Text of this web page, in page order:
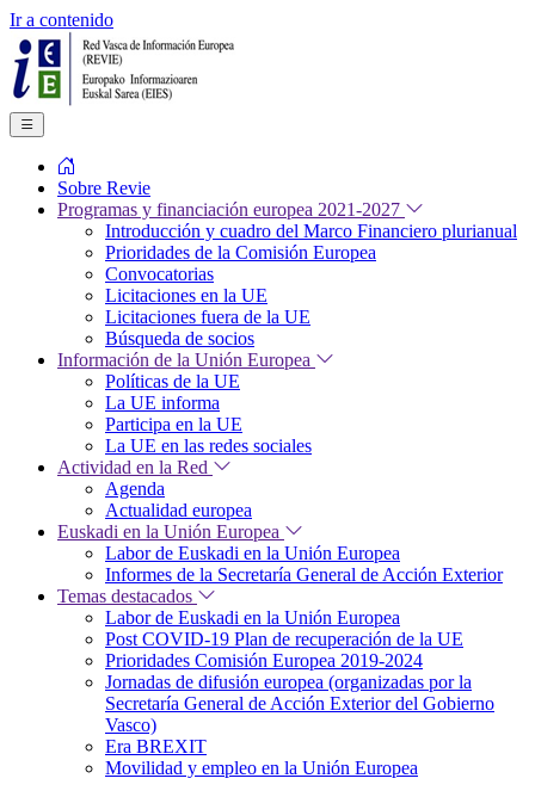
Ir a contenido
Sobre Revie
Programas y financiación europea 2021-2027
Introducción y cuadro del Marco Financiero plurianual
Prioridades de la Comisión Europea
Convocatorias
Licitaciones en la UE
Licitaciones fuera de la UE
Búsqueda de socios
Información de la Unión Europea
Políticas de la UE
La UE informa
Participa en la UE
La UE en las redes sociales
Actividad en la Red
Agenda
Actualidad europea
Euskadi en la Unión Europea
Labor de Euskadi en la Unión Europea
Informes de la Secretaría General de Acción Exterior
Temas destacados
Labor de Euskadi en la Unión Europea
Post COVID-19 Plan de recuperación de la UE
Prioridades Comisión Europea 2019-2024
Jornadas de difusión europea (organizadas por la
Secretaría General de Acción Exterior del Gobierno
Vasco)
Era BREXIT
Movilidad y empleo en la Unión Europea